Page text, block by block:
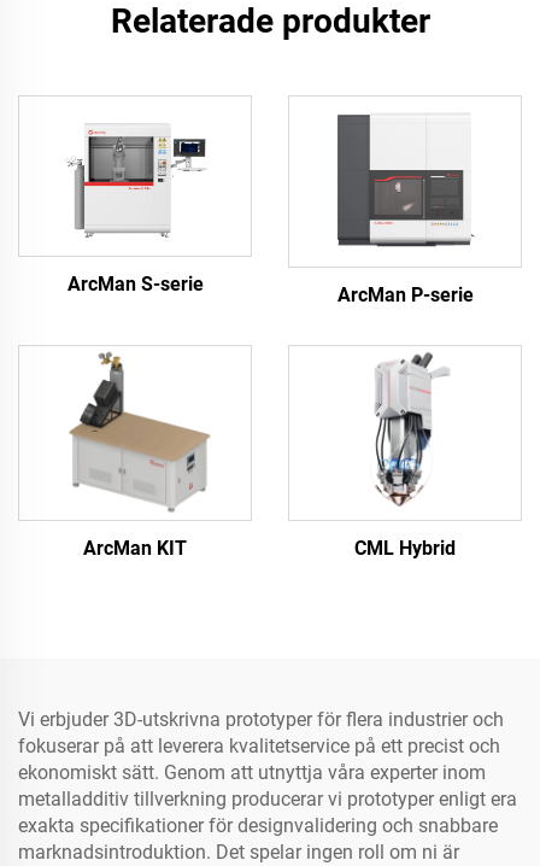
Relaterade produkter
ArcMan S-serie ArcMan P-serie
ArcMan KIT CML Hybrid
Vi erbjuder 3D-utskrivna prototyper för flera industrier och
fokuserar på att leverera kvalitetservice på ett precist och
ekonomiskt sätt. Genom att utnyttja våra experter inom
metalladditiv tillverkning producerar vi prototyper enligt era
exakta specifikationer för designvalidering och snabbare
marknadsintroduktion. Det spelar ingen roll om ni är